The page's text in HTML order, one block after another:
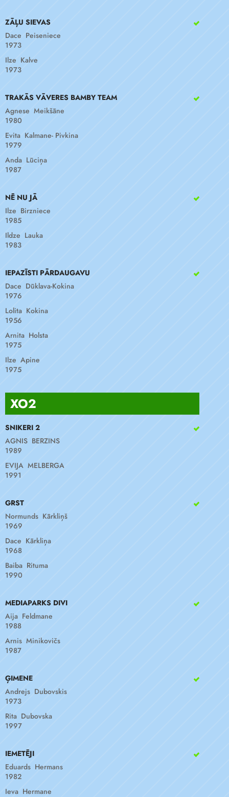
ZĀĻU SIEVAS
Dace Peiseniece
1973
Ilze Kalve
1973
TRAKĀS VĀVERES BAMBY TEAM
Agnese Meikšāne
1980
Evita Kalmane- Pivkina
1979
Anda Lūciņa
1987
NĒ NU JĀ
Ilze Birzniece
1985
Ildze Lauka
1983
IEPAZĪSTI PĀRDAUGAVU
Dace Dūklava-Kokina
1976
Lolita Kokina
1956
Arnita Holsta
1975
Ilze Apine
1975
XO2
SNIKERI 2
AGNIS BERZINS
1989
EVIJA MELBERGA
1991
GRST
Normunds Kārkliņš
1969
Dace Kārkliņa
1968
Baiba Rituma
1990
MEDIAPARKS DIVI
Aija Feldmane
1988
Arnis Minikovičs
1987
ĢIMENE
Andrejs Dubovskis
1973
Rita Dubovska
1997
IEMETĒJI
Eduards Hermans
1982
Ieva Hermane